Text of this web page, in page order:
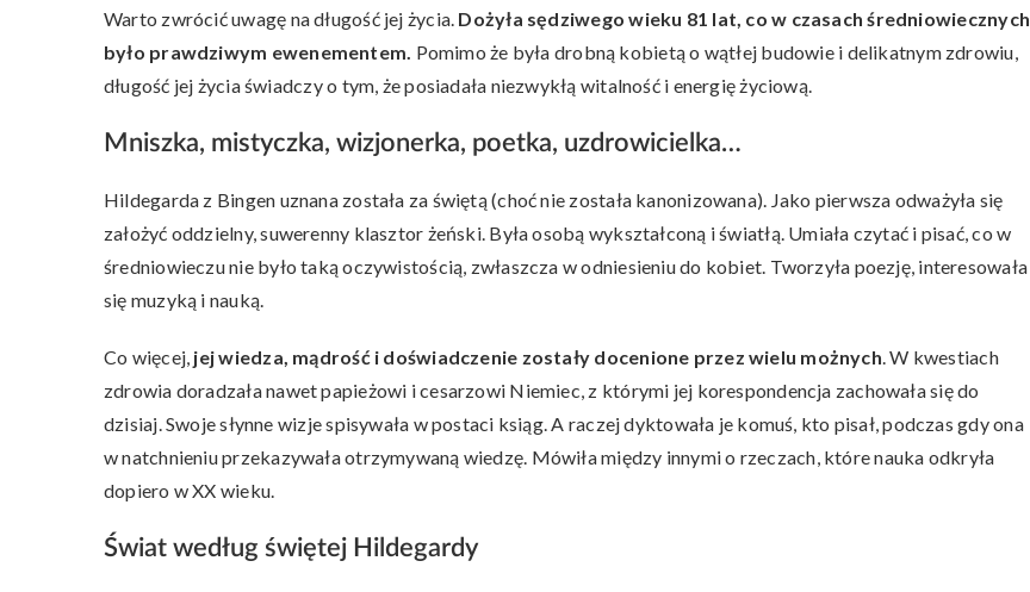
Warto zwrócić uwagę na długość jej życia. Dożyła sędziwego wieku 81 lat, co w czasach średniowiecznych
było prawdziwym ewenementem. Pomimo że była drobną kobietą o wątłej budowie i delikatnym zdrowiu,
długość jej życia świadczy o tym, że posiadała niezwykłą witalność i energię życiową.
Mniszka, mistyczka, wizjonerka, poetka, uzdrowicielka…
Hildegarda z Bingen uznana została za świętą (choć nie została kanonizowana). Jako pierwsza odważyła się
założyć oddzielny, suwerenny klasztor żeński. Była osobą wykształconą i światłą. Umiała czytać i pisać, co w
średniowieczu nie było taką oczywistością, zwłaszcza w odniesieniu do kobiet. Tworzyła poezję, interesowała
się muzyką i nauką.
Co więcej, jej wiedza, mądrość i doświadczenie zostały docenione przez wielu możnych. W kwestiach
zdrowia doradzała nawet papieżowi i cesarzowi Niemiec, z którymi jej korespondencja zachowała się do
dzisiaj. Swoje słynne wizje spisywała w postaci ksiąg. A raczej dyktowała je komuś, kto pisał, podczas gdy ona
w natchnieniu przekazywała otrzymywaną wiedzę. Mówiła między innymi o rzeczach, które nauka odkryła
dopiero w XX wieku.
Świat według świętej Hildegardy